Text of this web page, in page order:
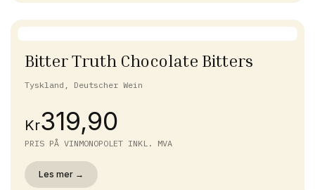
Bitter Truth Chocolate Bitters
Tyskland, Deutscher Wein
Kr319,90
PRIS PÅ VINMONOPOLET INKL. MVA
Les mer →